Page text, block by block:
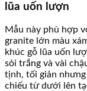
lũa uốn lượn
Mẫu này phù hợp
granite lớn màu
khúc gỗ lũa uốn
sỏi trắng và vài
tịnh, tối giản
chiếu từ dưới lên